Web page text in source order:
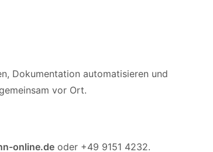
Dokumentation automatisieren und
vor Ort.
online.de oder +49 9151 4232.